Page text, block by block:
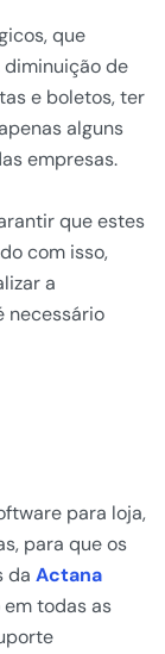
que
diminuição de
e boletos, ter
alguns
empresas.
que estes
com isso,
a
necessário
para loja,
para que os
da Actana
todas as